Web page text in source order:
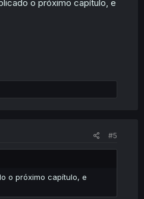
o próximo capítulo, e
#5
o próximo capítulo, e